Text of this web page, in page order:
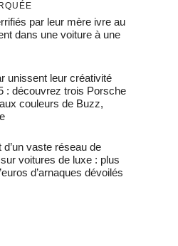
par leur mère ivre au
dans une voiture à une
unissent leur créativité
: découvrez trois Porsche
couleurs de Buzz,
vaste réseau de
voitures de luxe : plus
d’arnaques dévoilés